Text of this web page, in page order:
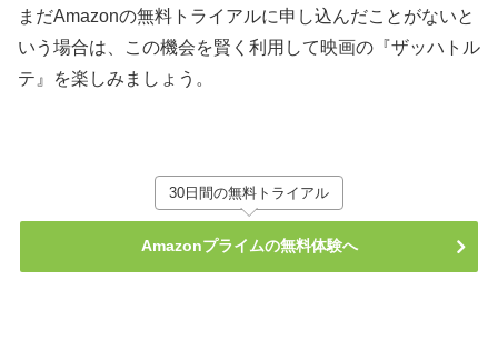
まだAmazonの無料トライアルに申し込んだことがないと
いう場合は、この機会を賢く利用して映画の『ザッハトル
テ』を楽しみましょう。
30日間の無料トライアル
Amazonプライムの無料体験へ